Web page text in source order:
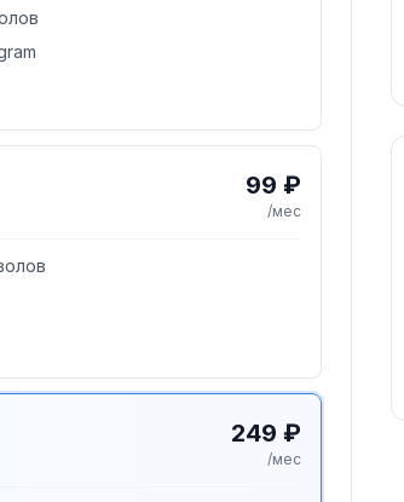
99 ₽
/мес
249 ₽
/мес